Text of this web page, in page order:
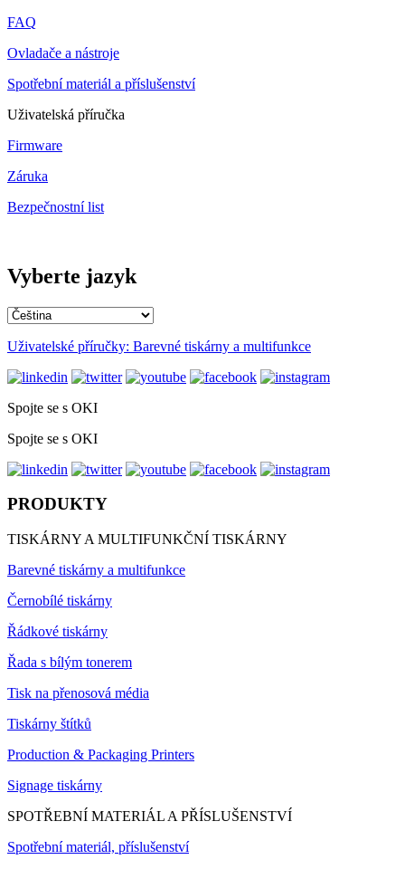
FAQ
Ovladače a nástroje
Spotřební materiál a příslušenství
Uživatelská příručka
Firmware
Záruka
Bezpečnostní list
Vyberte jazyk
Uživatelské příručky: Barevné tiskárny a multifunkce
Spojte se s OKI
Spojte se s OKI
PRODUKTY
TISKÁRNY A MULTIFUNKČNÍ TISKÁRNY
Barevné tiskárny a multifunkce
Černobílé tiskárny
Řádkové tiskárny
Řada s bílým tonerem
Tisk na přenosová média
Tiskárny štítků
Production & Packaging Printers
Signage tiskárny
SPOTŘEBNÍ MATERIÁL A PŘÍSLUŠENSTVÍ
Spotřební materiál, příslušenství